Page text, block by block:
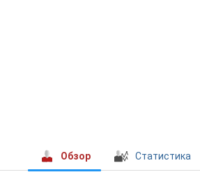
Обзор Статистика